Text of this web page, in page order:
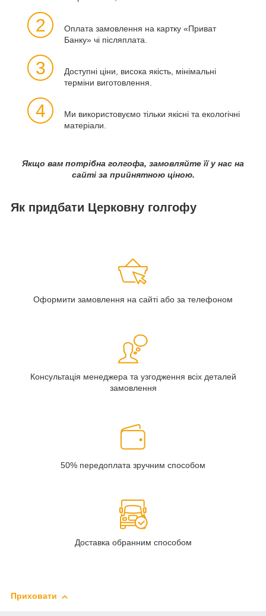
2
Оплата замовлення на картку «Приват
Банку» чі післяплата.
3
Доступні ціни, висока якість, мінімальні
терміни виготовлення.
4
Ми використовуємо тільки якісні та екологічні
матеріали.
Якщо вам потрібна голгофа, замовляйте її у нас на
сайті за прийнятною ціною.
Як придбати Церковну голгофу
Оформити замовлення на сайті або за телефоном
Консультація менеджера та узгодження всіх деталей
замовлення
50% передоплата зручним способом
Доставка обранним способом
Приховати